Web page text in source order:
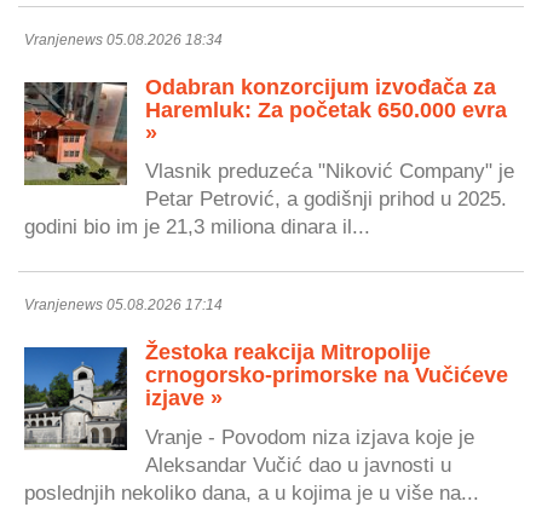
Vranjenews 05.08.2026 18:34
Odabran konzorcijum izvođača za
Haremluk: Za početak 650.000 evra
»
Vlasnik preduzeća "Niković Company" je
Petar Petrović, a godišnji prihod u 2025.
godini bio im je 21,3 miliona dinara il...
Vranjenews 05.08.2026 17:14
Žestoka reakcija Mitropolije
crnogorsko-primorske na Vučićeve
izjave »
Vranje - Povodom niza izjava koje je
Aleksandar Vučić dao u javnosti u
poslednjih nekoliko dana, a u kojima je u više na...